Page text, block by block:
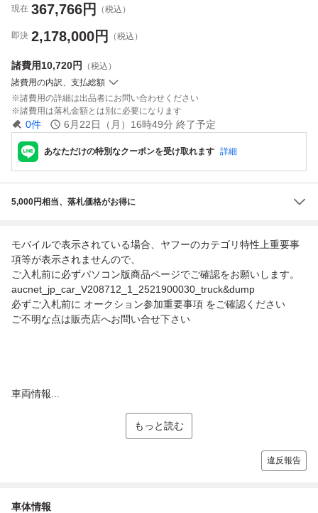
現在 367,766円 （税込）
即決 2,178,000円 （税込）
諸費用10,720円
（税込）
諸費用の内訳、支払総額
諸費用の詳細は出品者にお問い合わせください
諸費用は落札金額とは別に必要になります
0件 6月22日（月）16時49分 終了予定
あなただけの特別なクーポンを受け取れます 詳細
5,000円相当、落札価格がお得に
モバイルで表示されている場合、ヤフーのカテゴリ特性上重要事
項等が表示されませんので、
ご入札前に必ずパソコン版商品ページでご確認をお願いします。
aucnet_jp_car_V208712_1_2521900030_truck&dump
必ずご入札前に オークション参加重要事項 をご確認ください
ご不明な点は販売店へお問い合せ下さい
車両情報...
もっと読む
違反報告
車体情報